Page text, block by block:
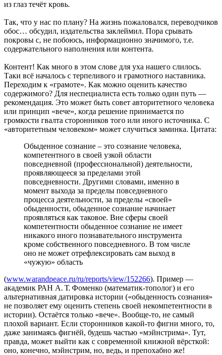
из глаз течёт кровь.
Так, что у нас по плану? На жизнь пожаловался, переводчиков
обос… обсудил, издательства заклеймил. Пора срывать
покровы с, не побоюсь, информационно значимого, т.е.
содержательного наполнения или контента.
Контент! Как много в этом слове для уха нашего слилось.
Таки всё началось с терпеливого и грамотного наставника.
Переходим к «грамоте». Как можно оценить качество
содержимого? Для неспециалиста есть только один путь —
рекомендация. Это может быть совет авторитетного человека
или принцип «вече», когда решение принимается по
громкости гвалта сторонников того или иного источника. С
«авторитетным человеком» может случиться заминка. Цитата:
Обыденное сознание – это сознание человека,
компетентного в своей узкой области
повседневной (профессиональной) деятельности,
проявляющееся за пределами этой
повседневности. Другими словами, именно в
момент выхода за пределы повседневного
процесса деятельности, за пределы «своей»
обыденности, обыденное сознание начинает
проявляться как таковое. Вне сферы своей
компетентности обыденное сознание не имеет
никакого иного познавательного инструмента
кроме собственного повседневного. В том числе
оно не может отрефлексировать сам выход в
«чужую» область
(www.warandpeace.ru/ru/reports/view/152266). Пример —
академик РАН А. Т. Фоменко (математик-тополог) и его
альтернативная датировка истории («обыденность сознания»
не позволяет ему оценить степень своей некомпетентности в
истории). Остаётся только «вече». Вообще-то, не самый
плохой вариант. Если сторонников какой-то фигни много, то,
даже занимаясь фигнёй, будешь частью «мэйнстрима». Тут,
правда, может выйти как с современной книжной вёрсткой:
оно, конечно, мэйнстрим, но, ведь, и препохабно же!